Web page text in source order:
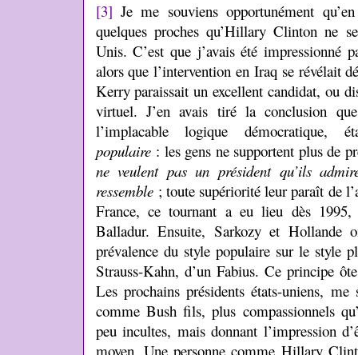
[3] Je me souviens opportunément
quelques proches qu’Hillary Clinton ne
Unis. C’est que j’avais été
alors que l’intervention en Iraq se révélait
Kerry paraissait un excellent candidat, ou
virtuel. J’en avais tiré la conclusion
l’implacable logique démocratique,
populaire: les gens ne supportent plus de
ne veulent pas un président qu’ils
ressemble; toute supériorité leur paraît de
France, ce tournant a eu lieu dès
Balladur. Ensuite, Sarkozy et Hollande
prévalence du style populaire sur le style
Strauss-Kahn, d’un Fabius. Ce principe
Les prochains présidents états-uniens,
comme Bush fils, plus compassionnels
peu incultes, mais donnant l’impression
moyen. Une personne comme Hillary